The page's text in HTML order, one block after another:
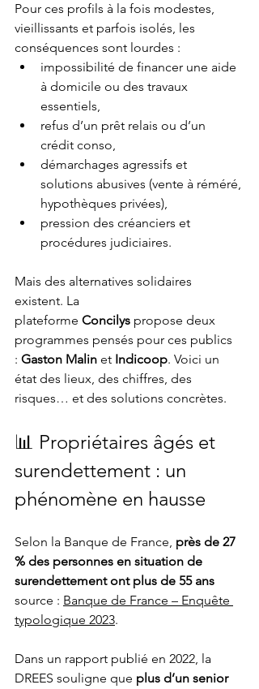
Pour ces profils à la fois modestes,
vieillissants et parfois isolés, les
conséquences sont lourdes :
impossibilité de financer une aide
à domicile ou des travaux
essentiels,
refus d’un prêt relais ou d’un
crédit conso,
démarchages agressifs et
solutions abusives (vente à réméré,
hypothèques privées),
pression des créanciers et
procédures judiciaires.
Mais des alternatives solidaires
existent. La
plateforme Concilys propose deux
programmes pensés pour ces publics
: Gaston Malin et Indicoop. Voici un
état des lieux, des chiffres, des
risques… et des solutions concrètes.
📊 Propriétaires âgés et
surendettement : un
phénomène en hausse
Selon la Banque de France, près de 27
% des personnes en situation de
surendettement ont plus de 55 ans
source : Banque de France – Enquête
typologique 2023.
Dans un rapport publié en 2022, la
DREES souligne que plus d’un senior